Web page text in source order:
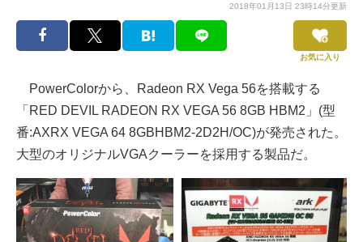
2018年01月13日 23時14分更新
お気に入り
PowerColorから、Radeon RX Vega 56を搭載する
「RED DEVIL RADEON RX VEGA 56 8GB HBM2」(型
番:AXRX VEGA 64 8GBHBM2-2D2H/OC)が発売された。
大型のオリジナルVGAクーラーを採用する製品だ。